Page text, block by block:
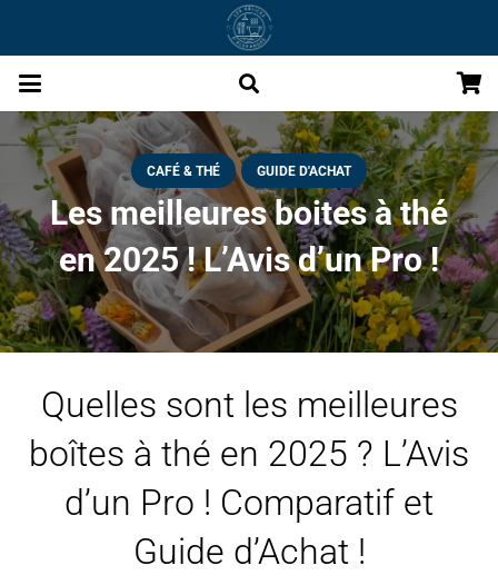
CAFÉ & THÉ GUIDE D'ACHAT
Les meilleures boites à thé
en 2025 ! L’Avis d’un Pro !
Quelles sont les meilleures
boîtes à thé en 2025 ? L’Avis
d’un Pro ! Comparatif et
Guide d’Achat !